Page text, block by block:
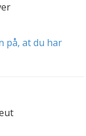
på, at du har